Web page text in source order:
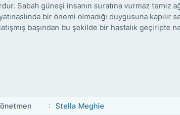
Sabah güneşi insanın suratına vurmaz temiz
bir önemi olmadığı duygusuna
başından bu şekilde bir hastalık geçiripte
Stella Meghie